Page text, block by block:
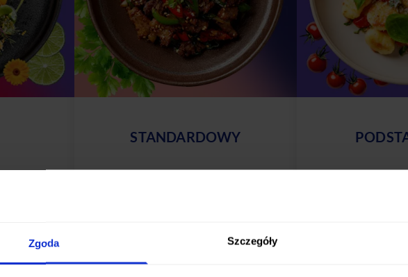
Zgoda Szczegóły
zasadach
35
STANDARDOWY
– codziennie
różnych dań.
do